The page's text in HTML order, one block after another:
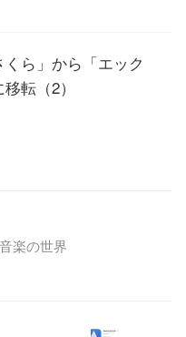
ら」から「エック
転（2）
楽の世界